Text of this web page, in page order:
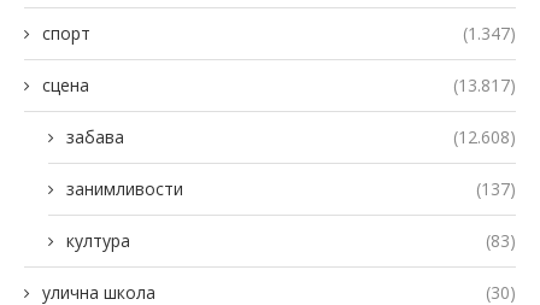
спорт (1.347)
сцена (13.817)
забава (12.608)
занимливости (137)
култура (83)
улична школа (30)